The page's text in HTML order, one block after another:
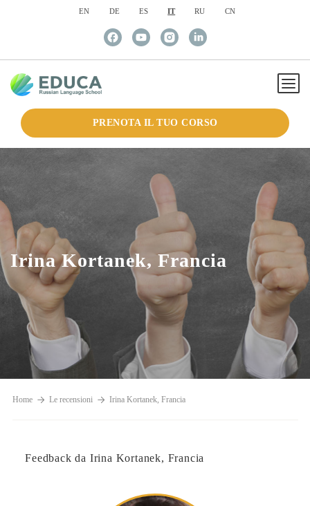
EN DE ES IT RU CN
PRENOTA IL TUO CORSO
Irina Kortanek, Francia
Home Le recensioni Irina Kortanek, Francia
Feedback da Irina Kortanek, Francia